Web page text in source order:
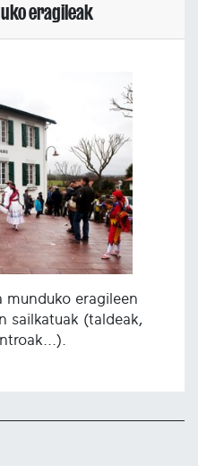
eragileak
munduko eragileen
sailkatuak (taldeak,